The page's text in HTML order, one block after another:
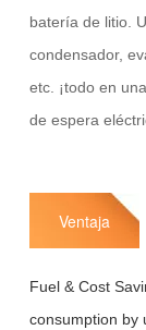
batería de litio.
condensador,
etc. ¡todo en
de espera
Ventaja
Fuel & Cost
consumption by